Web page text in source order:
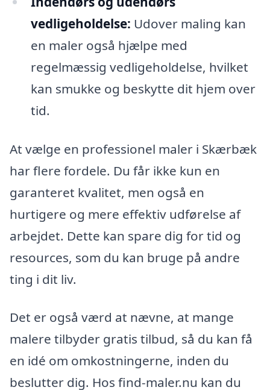
vedligeholdelse: Udover maling kan
en maler også hjælpe med
regelmæssig vedligeholdelse, hvilket
kan smukke og beskytte dit hjem over
tid.
At vælge en professionel maler i Skærbæk
har flere fordele. Du får ikke kun en
garanteret kvalitet, men også en
hurtigere og mere effektiv udførelse af
arbejdet. Dette kan spare dig for tid og
resources, som du kan bruge på andre
ting i dit liv.
Det er også værd at nævne, at mange
malere tilbyder gratis tilbud, så du kan få
en idé om omkostningerne, inden du
beslutter dig. Hos find-maler.nu kan du